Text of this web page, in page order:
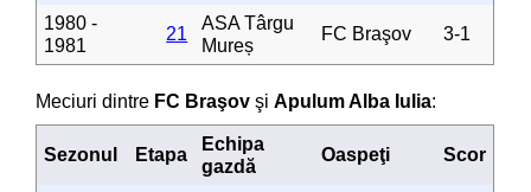
1980 -
1981
21
ASA Târgu
Mureș
FC Braşov 3-1
Meciuri dintre FC Braşov şiApulum Alba Iulia:
Sezonul Etapa
Echipa
gazdă
Oaspeţi Scor